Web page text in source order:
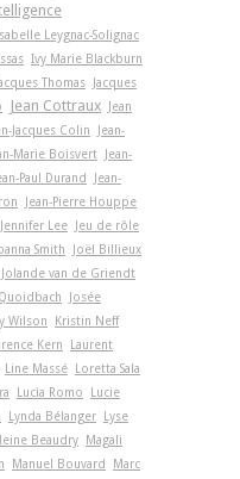
Leygnac-Solignac
Ivy Marie Blackburn
Thomas Jacques
Jean Cottraux Jean
Jacques Colin
Jean-
Marie Boisvert Jean-
Paul Durand
Jean-
Jean-Pierre Houppe
Jennifer Lee Jeu de rôle
Smith
Joël Billieux
Jolande van de Griendt
Josée
Wilson
Kristin Neff
Kern
Laurent
Line Massé Loretta Sala
Lucia Romo
Lucie
Lynda Bélanger Lyse
Beaudry Magali
Manuel Bouvard
Marc